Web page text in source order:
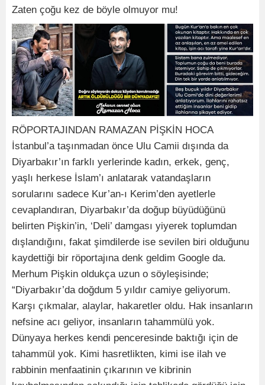
Zaten çoğu kez de böyle olmuyor mu!
RÖPORTAJINDAN RAMAZAN PİŞKİN HOCA
İstanbul’a taşınmadan önce Ulu Camii dışında da
Diyarbakır’ın farklı yerlerinde kadın, erkek, genç,
yaşlı herkese İslam’ı anlatarak vatandaşların
sorularını sadece Kur’an-ı Kerim’den ayetlerle
cevaplandıran, Diyarbakır’da doğup büyüdüğünü
belirten Pişkin’in, ‘Deli’ damgası yiyerek toplumdan
dışlandığını, fakat şimdilerde ise sevilen biri olduğunu
kaydettiği bir röportajına denk geldim Google da.
Merhum Pişkin oldukça uzun o söyleşisinde;
“Diyarbakır’da doğdum 5 yıldır camiye geliyorum.
Karşı çıkmalar, alaylar, hakaretler oldu. Hak insanların
nefsine acı geliyor, insanların tahammülü yok.
Dünyaya herkes kendi penceresinde baktığı için de
tahammül yok. Kimi hasretlikten, kimi ise ilah ve
rabbinin menfaatinin çıkarının ve kibrinin